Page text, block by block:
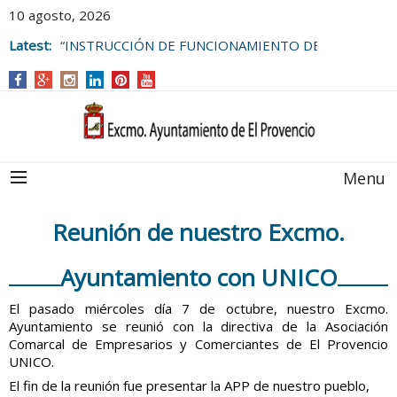
10 agosto, 2026
Latest: “INSTRUCCIÓN DE FUNCIONAMIENTO DE
AYUNTAMIENTO DE EL PROVENCIO
Menu
Reunión de nuestro Excmo.
Ayuntamiento con UNICO
El pasado miércoles día 7 de octubre, nuestro Excmo.
Ayuntamiento se reunió con la directiva de la Asociación
Comarcal de Empresarios y Comerciantes de El Provencio
UNICO.
El fin de la reunión fue presentar la APP de nuestro pueblo,